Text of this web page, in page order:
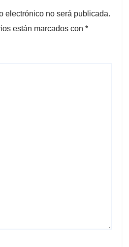
electrónico no será publicada.
están marcados con *